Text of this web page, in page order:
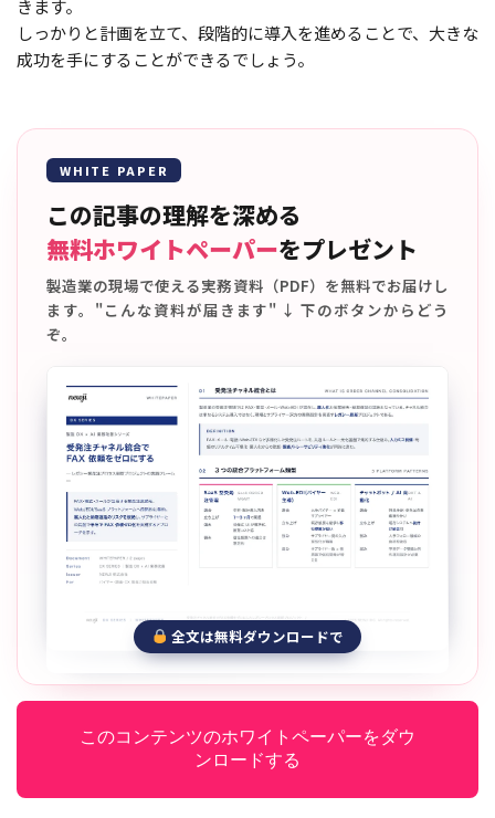
きます。
しっかりと計画を立て、段階的に導入を進めることで、大きな
成功を手にすることができるでしょう。
WHITE PAPER
この記事の理解を深める
無料ホワイトペーパーをプレゼント
製造業の現場で使える実務資料（PDF）を無料でお届けし
ます。"こんな資料が届きます" ↓ 下のボタンからどう
ぞ。
全文は無料ダウンロードで
このコンテンツのホワイトペーパーをダウ
ンロードする